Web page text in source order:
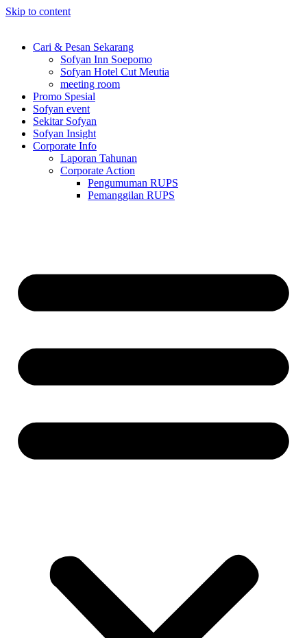
Skip to content
Cari & Pesan Sekarang
Sofyan Inn Soepomo
Sofyan Hotel Cut Meutia
meeting room
Promo Spesial
Sofyan event
Sekitar Sofyan
Sofyan Insight
Corporate Info
Laporan Tahunan
Corporate Action
Pengumuman RUPS
Pemanggilan RUPS